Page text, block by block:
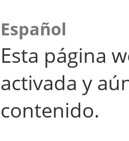
Español
Esta página
activada y
contenido.